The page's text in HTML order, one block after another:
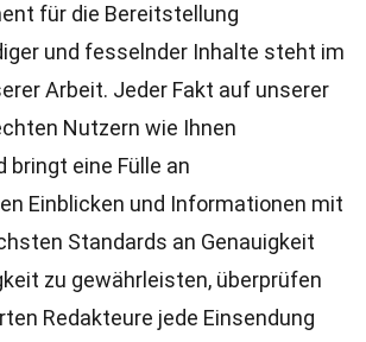
für die Bereitstellung
und fesselnder Inhalte steht im
Arbeit. Jeder Fakt auf unserer
Nutzern wie Ihnen
bringt eine Fülle an
Einblicken und Informationen mit
Standards an Genauigkeit
zu gewährleisten, überprüfen
Redakteure jede Einsendung